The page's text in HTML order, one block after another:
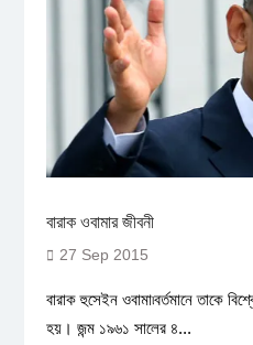
বারাক ওবামার জীবনী
27 Sep 2015
বারাক হুসেইন ওবামা৷বর্তমানে তাকে
হয়। জন্ম ১৯৬১ সালের ৪...